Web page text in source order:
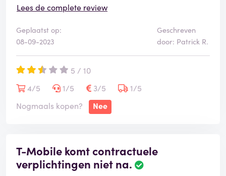
service . Ga hier niet mee in zee
Lees de complete review
Geplaatst op:
08-09-2023
Geschreven
door: Patrick R.
5 / 10
4/5
1/5 3/5
1/5
Nogmaals kopen?
Nee
T-Mobile komt contractuele
verplichtingen niet na.